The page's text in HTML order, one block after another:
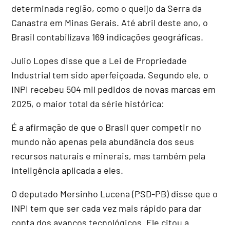
determinada região, como o queijo da Serra da
Canastra em Minas Gerais. Até abril deste ano, o
Brasil contabilizava 169 indicações geográficas.
Julio Lopes disse que a Lei de Propriedade
Industrial tem sido aperfeiçoada. Segundo ele, o
INPI recebeu 504 mil pedidos de novas marcas em
2025, o maior total da série histórica:
É a afirmação de que o Brasil quer competir no
mundo não apenas pela abundância dos seus
recursos naturais e minerais, mas também pela
inteligência aplicada a eles.
O deputado Mersinho Lucena (PSD-PB) disse que o
INPI tem que ser cada vez mais rápido para dar
conta dos avanços tecnológicos. Ele citou a